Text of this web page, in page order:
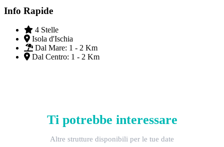
Info Rapide
4 Stelle
Isola d'Ischia
Dal Mare: 1 - 2 Km
Dal Centro: 1 - 2 Km
Ti potrebbe interessare
Altre strutture disponibili per le tue date